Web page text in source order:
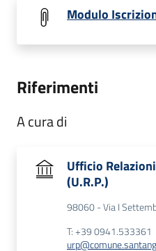
Modulo
Riferimenti
A cura di
Ufficio
(U.R.P.)
98060 - Via I
T: +39 0941.533361